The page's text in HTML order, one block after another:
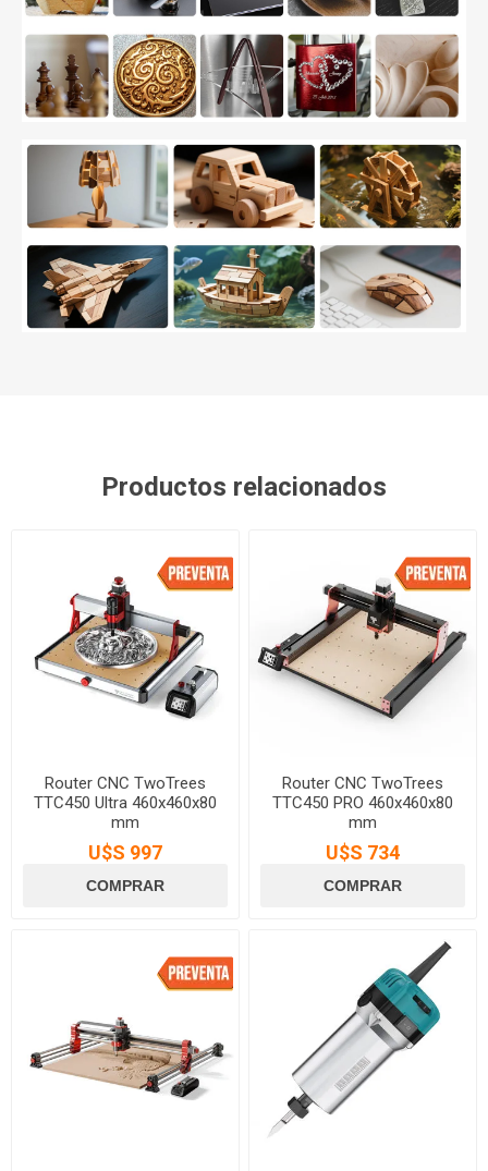
Productos relacionados
Router CNC TwoTrees
TTC450 Ultra 460x460x80
mm
U$S 997
Router CNC TwoTrees
TTC450 PRO 460x460x80
mm
U$S 734